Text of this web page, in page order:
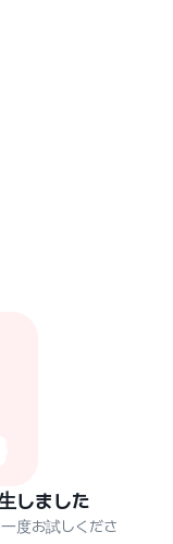
しました
度お試しくださ